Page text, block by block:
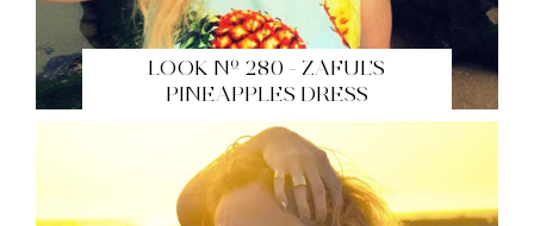
LOOK Nº 280 - ZAFUL'S
PINEAPPLES DRESS